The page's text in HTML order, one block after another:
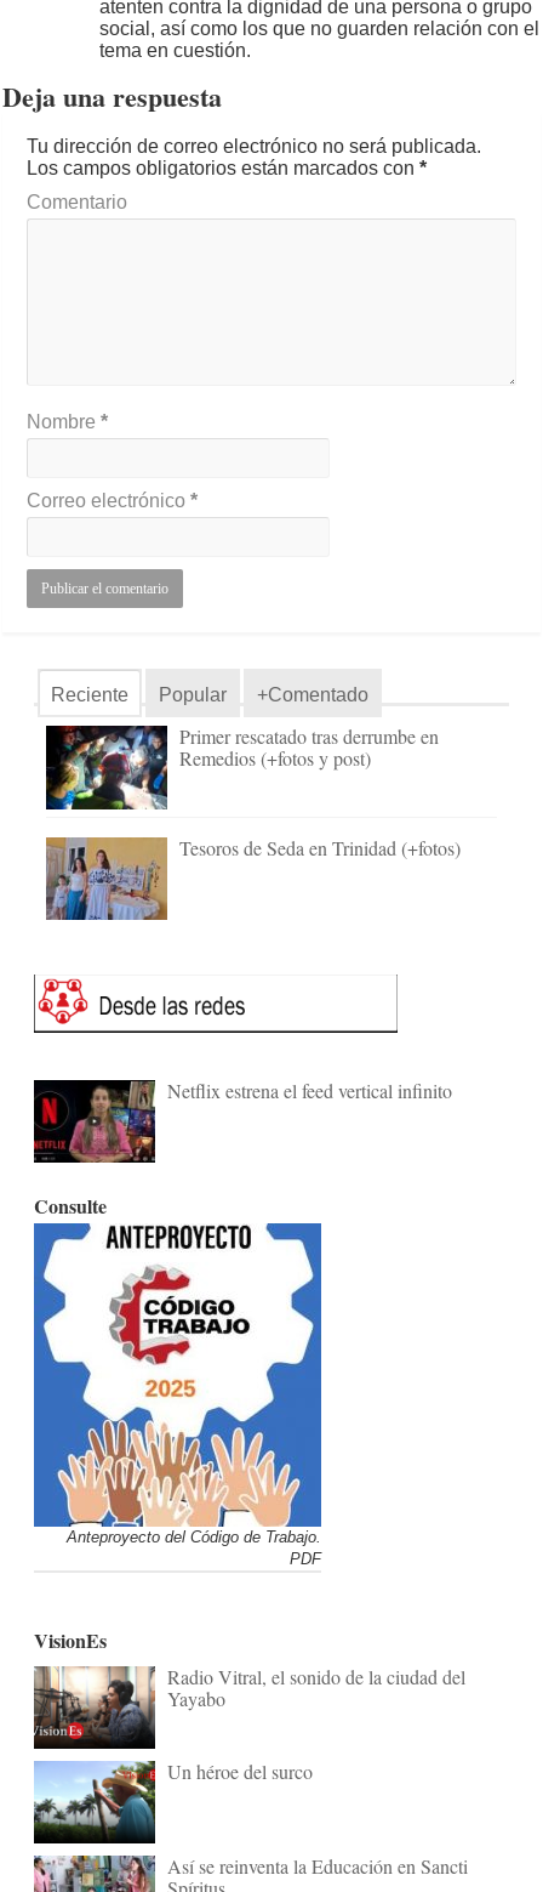
atenten contra la dignidad de una persona o grupo
social, así como los que no guarden relación con el
tema en cuestión.
Deja una respuesta
Tu dirección de correo electrónico no será publicada.
Los campos obligatorios están marcados con*
Comentario
Nombre*
Correo electrónico*
Reciente Popular +Comentado
Primer rescatado tras derrumbe en
Remedios (+fotos y post)
Tesoros de Seda en Trinidad (+fotos)
Netflix estrena el feed vertical infinito
Consulte
Anteproyecto del Código de Trabajo.
PDF
VisionEs
Radio Vitral, el sonido de la ciudad del
Yayabo
Un héroe del surco
Así se reinventa la Educación en Sancti